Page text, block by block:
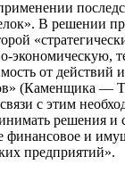
В решении
экономическую,
от действий
(Каменщика —
с этим
решения и
финансовое и
предприятий».